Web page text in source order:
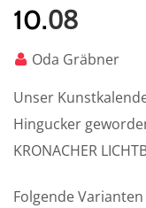
10.08
Oda Gräbner
Unser
Hingucker
KRONACHER
Folgende